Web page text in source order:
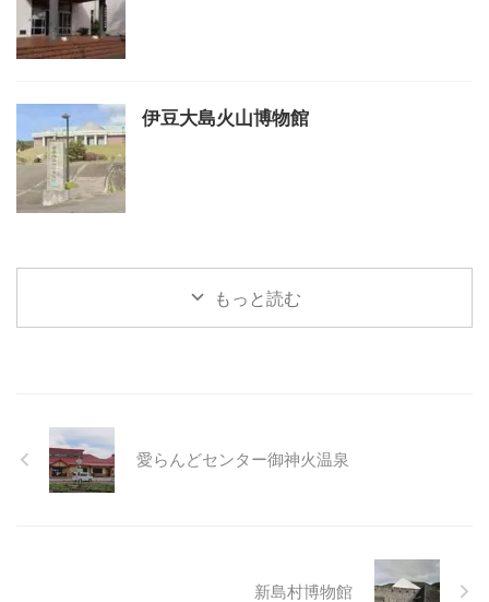
伊豆大島火山博物館
もっと読む
愛らんどセンター御神火温泉
新島村博物館